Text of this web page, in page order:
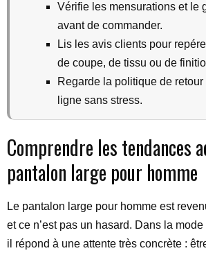
Vérifie les mensurations et le
avant de commander.
Lis les avis clients pour
de coupe, de tissu ou de
Regarde la politique de
ligne sans stress.
Comprendre les tendances
pantalon large pour homme
Le pantalon large pour homme est
et ce n’est pas un hasard. Dans la
il répond à une attente très concrète :